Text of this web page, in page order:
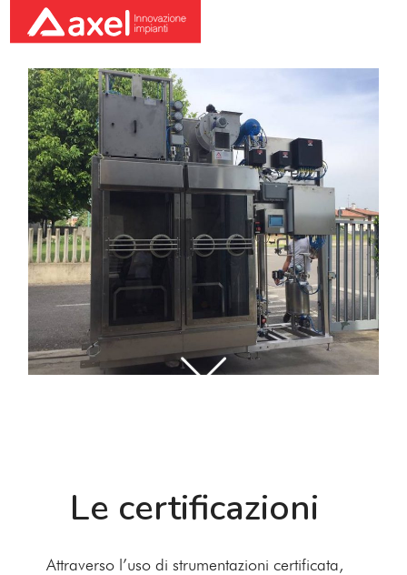
Glove Box
Le certificazioni
Attraverso l’uso di strumentazioni certificata,